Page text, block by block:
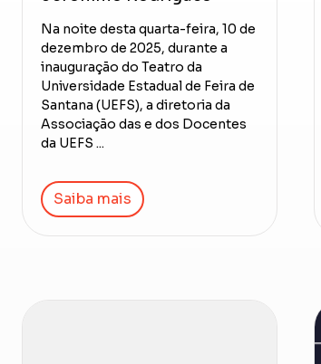
Na noite desta quarta-feira, 10 de
dezembro de 2025, durante a
inauguração do Teatro da
Universidade Estadual de Feira de
Santana (UEFS), a diretoria da
Associação das e dos Docentes
da UEFS ...
Saiba mais